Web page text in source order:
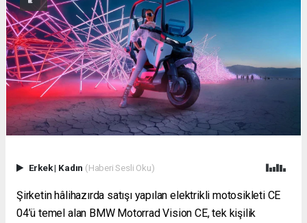
Erkek| Kadın (Haberi Sesli Oku)
Şirketin hâlihazırda satışı yapılan elektrikli motosikleti CE
04’ü temel alan BMW Motorrad Vision CE, tek kişilik